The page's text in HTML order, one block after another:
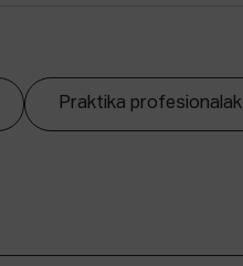
Praktika profesionalak